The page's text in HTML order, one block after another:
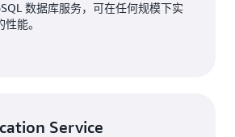
数据库服务，可在任何规模下实
能。
Service